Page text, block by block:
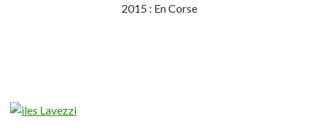
2015 : En Corse